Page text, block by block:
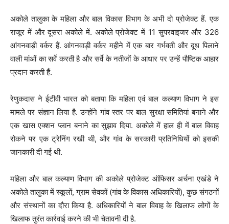
अकोले तालुका के महिला और बाल विकास विभाग के अभी दो प्रोजेक्ट हैं. एक
राजूर में और दूसरा अकोले में. अकोले प्रोजेक्ट में 11 सुपरवाइजर और 326
आंगनवाड़ी वर्कर हैं. आंगनवाड़ी वर्कर महीने में एक बार गर्भवती और दूध पिलाने
वाली मांओं का सर्वे करती है और सर्वे के नतीजों के आधार पर उन्हें पौष्टिक आहार
प्रदान करती हैं.
रेणुकदास ने ईटीवी भारत को बताया कि महिला एवं बाल कल्याण विभाग ने इस
मामले पर संज्ञान लिया है. उन्होंने गांव स्तर पर बाल सुरक्षा समितियां बनाने और
एक खास एक्शन प्लान बनाने का सुझाव दिया. अकोले में हाल ही में बाल विवाह
रोकने पर एक ट्रेनिंग रखी थी, और गांव के सरकारी प्रतिनिधियों को इसकी
जानकारी दी गई थी.
महिला और बाल कल्याण विभाग की अकोले प्रोजेक्ट ऑफिसर अर्चना एखंडे ने
अकोले तालुका में स्कूलों, ग्राम सेवकों (गांव के विकास अधिकारियों), कुछ संगठनों
और संस्थानों का दौरा किया है. अधिकारियों ने बाल विवाह के खिलाफ लोगों के
खिलाफ तुरंत कार्रवाई करने की भी चेतावनी दी है.